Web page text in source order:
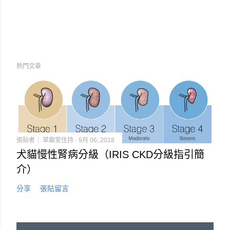
熱門文章
張貼者： 草廟堂住持 9月 06, 2018
犬貓慢性腎病分級（IRIS CKD分級指引簡
介）
分享 張貼留言